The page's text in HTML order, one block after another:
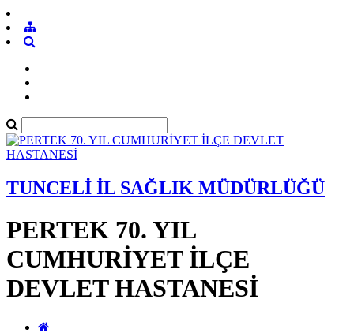
TUNCELİ İL SAĞLIK MÜDÜRLÜĞÜ
PERTEK 70. YIL
CUMHURİYET İLÇE
DEVLET HASTANESİ